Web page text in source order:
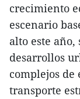
crecimiento
escenario
alto este
desarrollos
complejos
transporte